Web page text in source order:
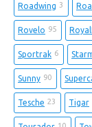
Roadwing 3
Rovelo 95
Sportrak 6
Sunny 90
Tesche 23 Tigar